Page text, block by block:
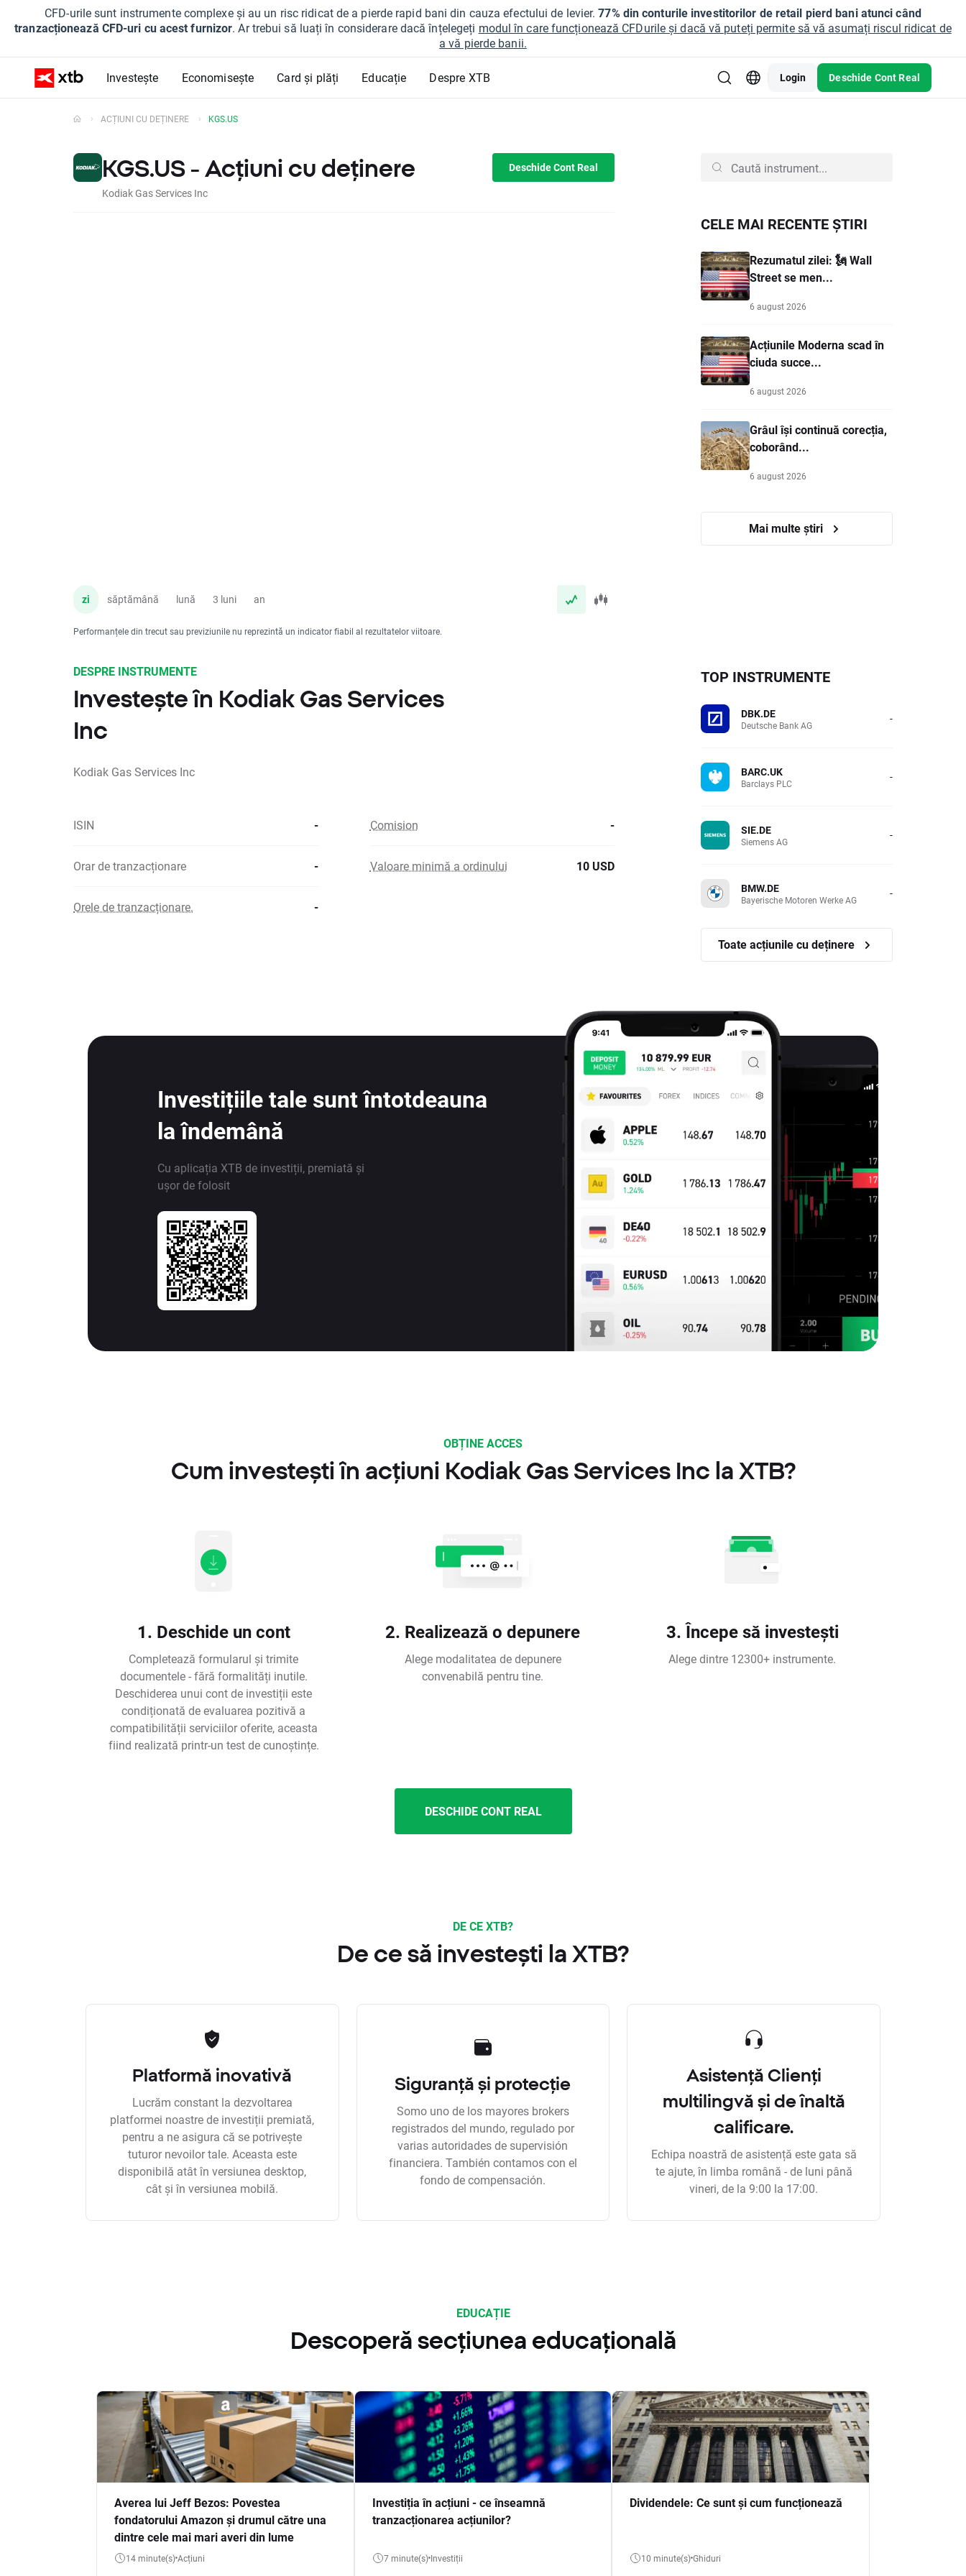
CFD-urile sunt instrumente complexe și au un risc ridicat de a pierde rapid bani din cauza efectului de levier.77% din conturile investitorilor de retail pierd bani atunci când
tranzacționează CFD-uri cu acest furnizor. Ar trebui să luați în considerare dacă înțelegeți modul în care funcționează CFDurile și dacă vă puteți permite să vă asumați riscul ridicat de
a vă pierde banii.
Investește Economisește Card și plăți Educație Despre XTB Login Deschide Cont Real
ACȚIUNI CU DEȚINERE KGS.US
KGS.US - Acțiuni cu deținere
Kodiak Gas Services Inc
Deschide Cont Real
zi săptămână lună 3 luni an
Performanțele din trecut sau previziunile nu reprezintă un indicator fiabil al rezultatelor viitoare.
CELE MAI RECENTE ȘTIRI
Rezumatul zilei: 🗽 Wall
Street se men...
6 august 2026
Acțiunile Moderna scad în
ciuda succe...
6 august 2026
Grâul își continuă corecția,
coborând...
6 august 2026
Mai multe știri
DESPRE INSTRUMENTE
Investește în Kodiak Gas Services
Inc
Kodiak Gas Services Inc
ISIN - Comision -
Orar de tranzacționare - Valoare minimă a ordinului 10 USD
Orele de tranzacționare. -
TOP INSTRUMENTE
DBK.DE
Deutsche Bank AG -
BARC.UK
Barclays PLC -
SIE.DE
Siemens AG -
BMW.DE
Bayerische Motoren Werke AG -
Toate acțiunile cu deținere
Investițiile tale sunt întotdeauna
la îndemână
Cu aplicația XTB de investiții, premiată și
ușor de folosit
OBȚINE ACCES
Cum investești în acțiuni Kodiak Gas Services Inc la XTB?
1. Deschide un cont
Completează formularul și trimite
documentele - fără formalități inutile.
Deschiderea unui cont de investiții este
condiționată de evaluarea pozitivă a
compatibilității serviciilor oferite, aceasta
fiind realizată printr-un test de cunoștințe.
2. Realizează o depunere
Alege modalitatea de depunere
convenabilă pentru tine.
3. Începe să investești
Alege dintre 12300+ instrumente.
DESCHIDE CONT REAL
DE CE XTB?
De ce să investești la XTB?
Platformă inovativă
Lucrăm constant la dezvoltarea
platformei noastre de investiții premiată,
pentru a ne asigura că se potrivește
tuturor nevoilor tale. Aceasta este
disponibilă atât în versiunea desktop,
cât și în versiunea mobilă.
Siguranță și protecție
Somo uno de los mayores brokers
registrados del mundo, regulado por
varias autoridades de supervisión
financiera. También contamos con el
fondo de compensación.
Asistență Clienți
multilingvă și de înaltă
calificare.
Echipa noastră de asistență este gata să
te ajute, în limba română - de luni până
vineri, de la 9:00 la 17:00.
EDUCAȚIE
Descoperă secțiunea educațională
Averea lui Jeff Bezos: Povestea
fondatorului Amazon și drumul către una
dintre cele mai mari averi din lume
14 minute(s) Acțiuni
Investiția în acțiuni - ce înseamnă
tranzacționarea acțiunilor?
7 minute(s) Investiții
Dividendele: Ce sunt și cum funcționează
10 minute(s) Ghiduri